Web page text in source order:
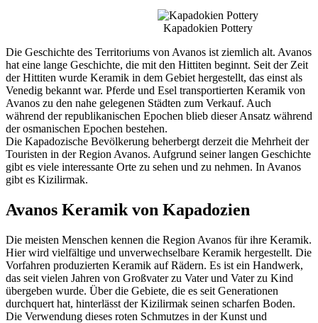
Kapadokien Pottery
Die Geschichte des Territoriums von Avanos ist ziemlich alt. Avanos
hat eine lange Geschichte, die mit den Hittiten beginnt. Seit der Zeit
der Hittiten wurde Keramik in dem Gebiet hergestellt, das einst als
Venedig bekannt war. Pferde und Esel transportierten Keramik von
Avanos zu den nahe gelegenen Städten zum Verkauf. Auch
während der republikanischen Epochen blieb dieser Ansatz während
der osmanischen Epochen bestehen.
Die Kapadozische Bevölkerung beherbergt derzeit die Mehrheit der
Touristen in der Region Avanos. Aufgrund seiner langen Geschichte
gibt es viele interessante Orte zu sehen und zu nehmen. In Avanos
gibt es Kizilirmak.
Avanos Keramik von Kapadozien
Die meisten Menschen kennen die Region Avanos für ihre Keramik.
Hier wird vielfältige und unverwechselbare Keramik hergestellt. Die
Vorfahren produzierten Keramik auf Rädern. Es ist ein Handwerk,
das seit vielen Jahren von Großvater zu Vater und Vater zu Kind
übergeben wurde. Über die Gebiete, die es seit Generationen
durchquert hat, hinterlässt der Kizilirmak seinen scharfen Boden.
Die Verwendung dieses roten Schmutzes in der Kunst und